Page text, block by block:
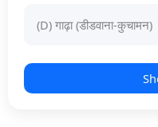
(D) गाढ़ा (डीडवाना-कुचामन)